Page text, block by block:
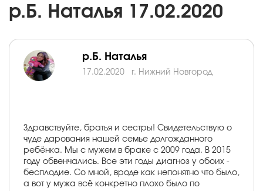
р.Б. Наталья 17.02.2020
р.Б. Наталья
17.02.2020 г. Нижний Новгород
Здравствуйте, братья и сестры! Свидетельствую о
чуде дарования нашей семье долгожданного
ребёнка. Мы с мужем в браке с 2009 года. В 2015
году обвенчались. Все эти годы диагноз у обоих -
бесплодие. Со мной, вроде как непонятно что было,
а вот у мужа всё конкретно плохо было по